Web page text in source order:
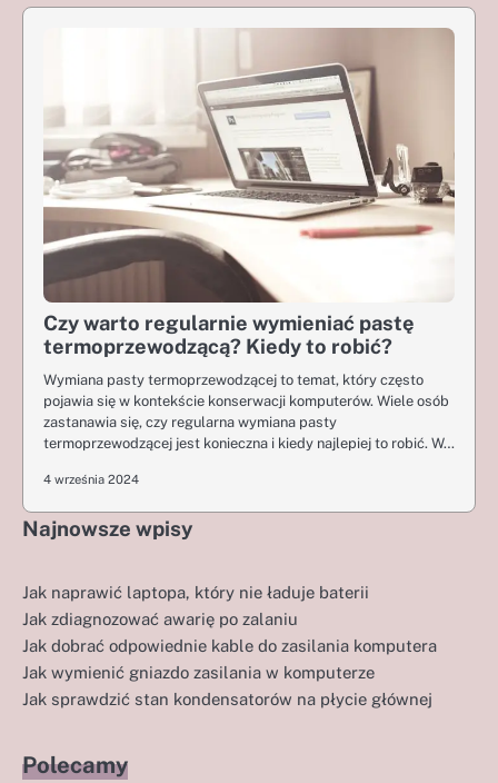
Czy warto regularnie wymieniać pastę
termoprzewodzącą? Kiedy to robić?
Wymiana pasty termoprzewodzącej to temat, który często
pojawia się w kontekście konserwacji komputerów. Wiele osób
zastanawia się, czy regularna wymiana pasty
termoprzewodzącej jest konieczna i kiedy najlepiej to robić. W…
4 września 2024
Najnowsze wpisy
Jak naprawić laptopa, który nie ładuje baterii
Jak zdiagnozować awarię po zalaniu
Jak dobrać odpowiednie kable do zasilania komputera
Jak wymienić gniazdo zasilania w komputerze
Jak sprawdzić stan kondensatorów na płycie głównej
Polecamy